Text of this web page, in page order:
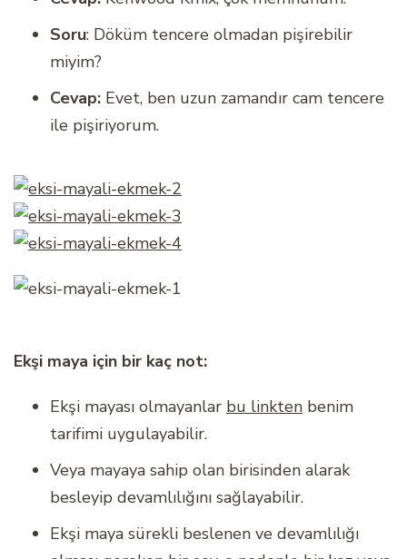
Soru: Döküm tencere olmadan pişirebilir
miyim?
Cevap: Evet, ben uzun zamandır cam tencere
ile pişiriyorum.
Ekşi maya için bir kaç not:
Ekşi mayası olmayanlar bu linkten benim
tarifimi uygulayabilir.
Veya mayaya sahip olan birisinden alarak
besleyip devamlılığını sağlayabilir.
Ekşi maya sürekli beslenen ve devamlılığı